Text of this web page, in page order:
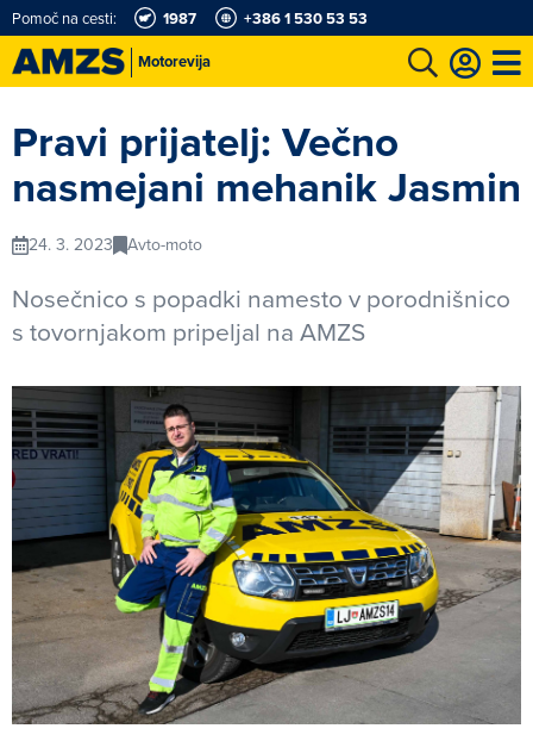
Motorevija
Pomoč na cesti: 1987 +386 1 530 53 53
Pravi prijatelj: Večno
nasmejani mehanik Jasmin
24. 3. 2023 Avto-moto
Nosečnico s popadki namesto v porodnišnico
s tovornjakom pripeljal na AMZS